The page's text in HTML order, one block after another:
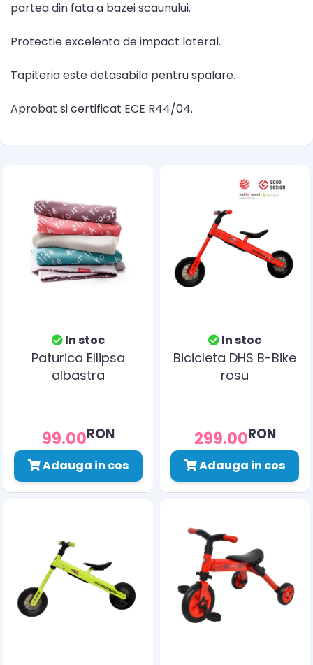
partea din fata a bazei scaunului.
Protectie excelenta de impact lateral.
Tapiteria este detasabila pentru spalare.
Aprobat si certificat ECE R44/04.
In stoc
Paturica Ellipsa
albastra
99.00RON
Adauga in cos
In stoc
Bicicleta DHS B-Bike
rosu
299.00RON
Adauga in cos